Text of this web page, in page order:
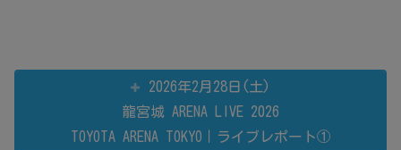
2026年2月28日(土)
龍宮城 ARENA LIVE 2026
TOYOTA ARENA TOKYO｜ライブレポート①